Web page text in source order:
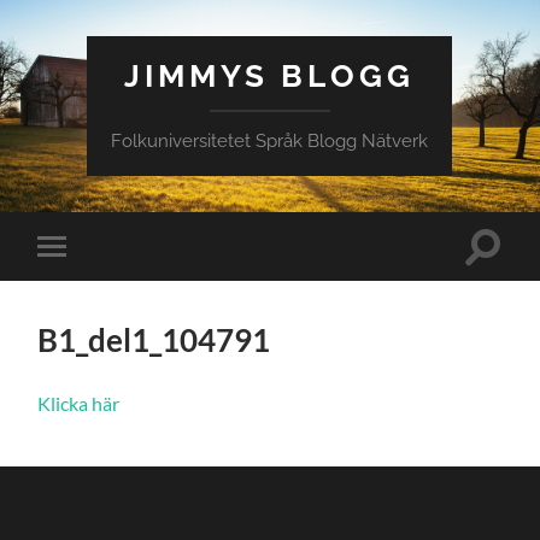
JIMMYS BLOGG
Folkuniversitetet Språk Blogg Nätverk
Slå
på/av
Slå
B1_del1_104791
Klicka här